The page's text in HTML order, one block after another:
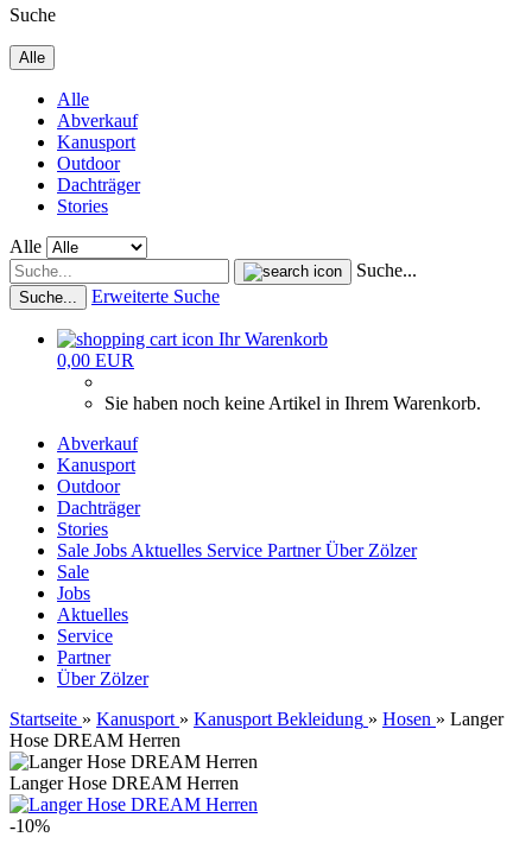
Suche
Alle
Alle
Abverkauf
Kanusport
Outdoor
Dachträger
Stories
Alle
Suche...
Suche... Erweiterte Suche
Ihr Warenkorb
0,00 EUR
Sie haben noch keine Artikel in Ihrem Warenkorb.
Abverkauf
Kanusport
Outdoor
Dachträger
Stories
Sale Jobs Aktuelles Service PartnerÜber Zölzer
Sale
Jobs
Aktuelles
Service
Partner
Über Zölzer
Startseite » Kanusport » Kanusport Bekleidung » Hosen » Langer
Hose DREAM Herren
Langer Hose DREAM Herren
-10%